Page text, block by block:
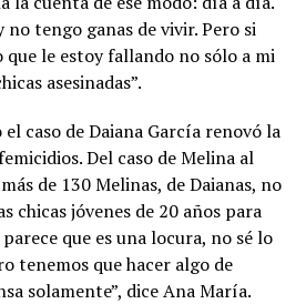
no tengo ganas de vivir. Pero si
que le estoy fallando no sólo a mi
asesinadas”.
caso de Daiana García renovó la
Del caso de Melina al
de 130 Melinas, de Daianas, no
chicas jóvenes de 20 años para
que es una locura, no sé lo
tenemos que hacer algo de
solamente”, dice Ana María.